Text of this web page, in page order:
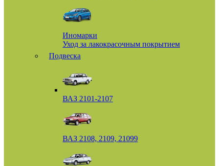
Иномарки
Уход за лакокрасочным покрытием
Подвеска
ВАЗ 2101-2107
ВАЗ 2108, 2109, 21099